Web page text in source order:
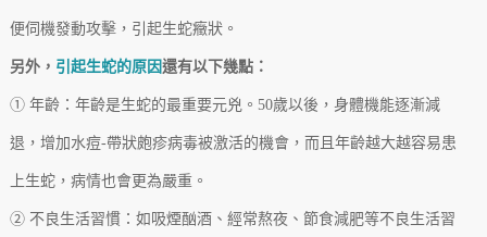
便伺機發動攻擊，引起生蛇癥狀。
另外， 引起生蛇的原因還有以下幾點：
① 年齡：年齡是生蛇的最重要元兇。50歲以後，身體機能逐漸減
退，增加水痘-帶狀皰疹病毒被激活的機會，而且年齡越大越容易患
上生蛇，病情也會更為嚴重。
② 不良生活習慣：如吸煙酗酒、經常熬夜、節食減肥等不良生活習